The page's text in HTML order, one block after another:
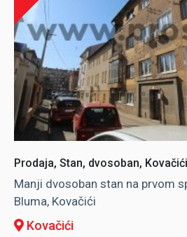
Prodaja, Stan, dvosoban, Kovačići
Manji dvosoban stan na prvom
Bluma, Kovačići
Kovačići